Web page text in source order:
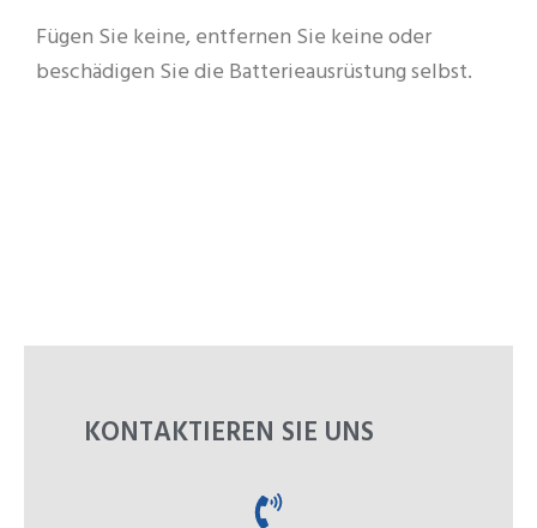
Fügen Sie keine, entfernen Sie keine oder
beschädigen Sie die Batterieausrüstung selbst.
KONTAKTIEREN SIE UNS